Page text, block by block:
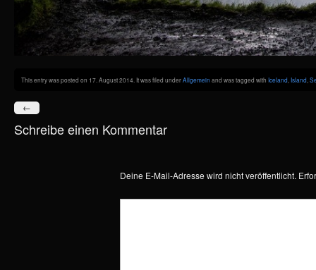
This entry was posted on 17. August 2014. It was filed underAllgemein and was tagged with Iceland Island
←
Schreibe einen Kommentar
Deine E-Mail-Adresse wird nicht veröffentlicht.